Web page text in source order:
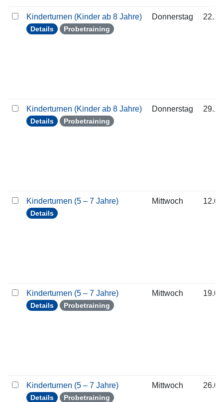
Kinderturnen (Kinder ab 8 Jahre)
Details Probetraining
Donnerstag
Kinderturnen (Kinder ab 8 Jahre)
Details Probetraining
Donnerstag
Kinderturnen (5 – 7 Jahre)
Details
Mittwoch
Kinderturnen (5 – 7 Jahre)
Details Probetraining
Mittwoch
Kinderturnen (5 – 7 Jahre)
Details Probetraining
Mittwoch